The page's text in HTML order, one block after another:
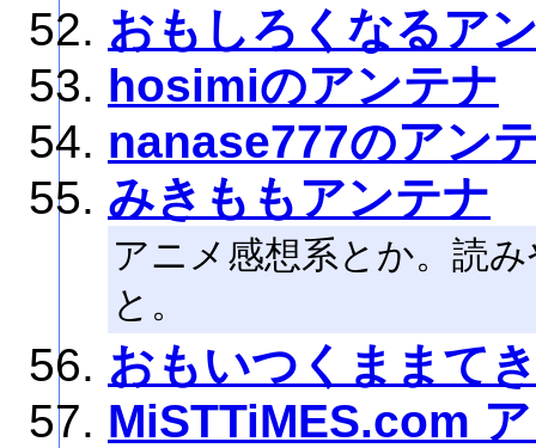
おもしろくなるア
hosimiのアンテナ
nanase777のアン
みきももアンテナ
アニメ感想系とか。読
と。
おもいつくままて
MiSTTiMES.com